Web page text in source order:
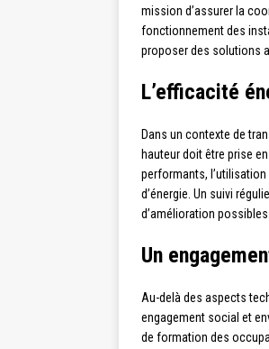
mission d’assurer la
fonctionnement des
proposer des solutions
L’efficacité
Dans un contexte de
hauteur doit être prise
performants,
d’énergie. Un suivi
d’amélioration possibles.
Un
Au-delà des aspects
engagement social et
de formation des